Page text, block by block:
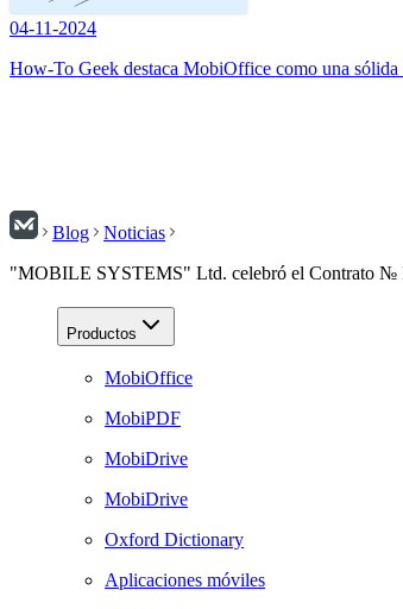
04-11-2024
How-To Geek destaca MobiOffice como una
Blog
Noticias
"MOBILE SYSTEMS" Ltd. celebró el Contrato №
Productos
MobiOffice
MobiPDF
MobiDrive
MobiDrive
Oxford Dictionary
Aplicaciones móviles